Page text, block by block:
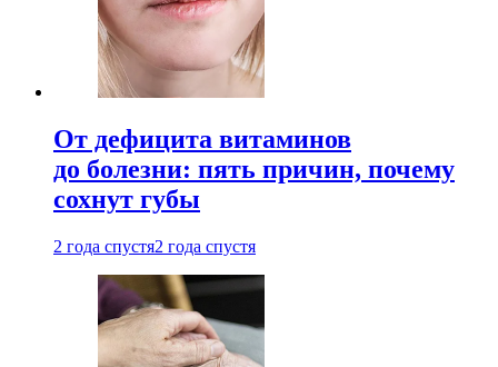
От дефицита витаминов
до болезни: пять причин, почему
сохнут губы
2 года спустя2 года спустя